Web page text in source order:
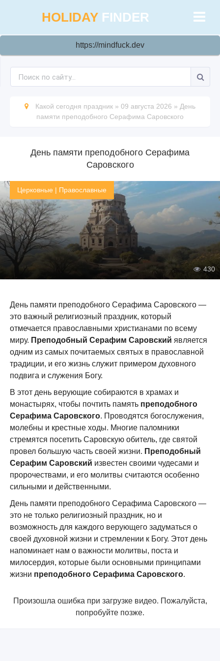
HOLIDAY FINDER
https://mindfuck.dev
Какой сегодня праздник » 09 августа 2026 » День
памяти преподобного Серафима Саровского
День памяти преподобного Серафима
Саровского
Церковные | Православные
430
День памяти преподобного Серафима Саровского —
это важный религиозный праздник, который
отмечается православными христианами по всему
миру. Преподобный Серафим Саровский является
одним из самых почитаемых святых в православной
традиции, и его жизнь служит примером духовного
подвига и служения Богу.
В этот день верующие собираются в храмах и
монастырях, чтобы почтить память преподобного
Серафима Саровского. Проводятся богослужения,
молебны и крестные ходы. Многие паломники
стремятся посетить Саровскую обитель, где святой
провел большую часть своей жизни. Преподобный
Серафим Саровский известен своими чудесами и
пророчествами, и его молитвы считаются особенно
сильными и действенными.
День памяти преподобного Серафима Саровского —
это не только религиозный праздник, но и
возможность для каждого верующего задуматься о
своей духовной жизни и стремлении к Богу. Этот день
напоминает нам о важности молитвы, поста и
милосердия, которые были основными принципами
жизни преподобного Серафима Саровского.
Произошла ошибка при загрузке видео. Пожалуйста,
попробуйте позже.